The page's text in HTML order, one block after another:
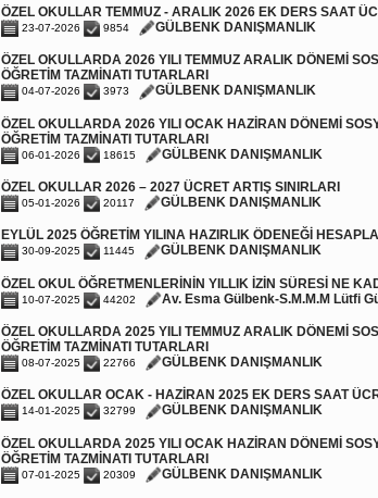
ÖZEL OKULLAR TEMMUZ - ARALIK 2026 EK DERS SAAT
23-07-2026 9854 GÜLBENK DANIŞMANLIK
ÖZEL OKULLARDA 2026 YILI TEMMUZ ARALIK DÖNEMİ
ÖĞRETİM TAZMİNATI TUTARLARI
04-07-2026 3973 GÜLBENK DANIŞMANLIK
ÖZEL OKULLARDA 2026 YILI OCAK HAZİRAN DÖNEMİ
ÖĞRETİM TAZMİNATI TUTARLARI
06-01-2026 18615 GÜLBENK DANIŞMANLIK
ÖZEL OKULLAR 2026 – 2027 ÜCRET ARTIŞ SINIRLARI
05-01-2026 20117 GÜLBENK DANIŞMANLIK
EYLÜL 2025 ÖĞRETİM YILINA HAZIRLIK ÖDENEĞİ
30-09-2025 11445 GÜLBENK DANIŞMANLIK
ÖZEL OKUL ÖĞRETMENLERİNİN YILLIK İZİN SÜRESİ NE
10-07-2025 44202 Av. Esma Gülbenk-S.M.M.M Lütfi
ÖZEL OKULLARDA 2025 YILI TEMMUZ ARALIK DÖNEMİ
ÖĞRETİM TAZMİNATI TUTARLARI
08-07-2025 22766 GÜLBENK DANIŞMANLIK
ÖZEL OKULLAR OCAK - HAZİRAN 2025 EK DERS SAAT
14-01-2025 32799 GÜLBENK DANIŞMANLIK
ÖZEL OKULLARDA 2025 YILI OCAK HAZİRAN DÖNEMİ
ÖĞRETİM TAZMİNATI TUTARLARI
07-01-2025 20309 GÜLBENK DANIŞMANLIK